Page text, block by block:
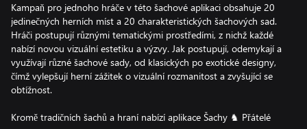
Kampaň pro jednoho hráče v této šachové aplikaci obsahuje 20
jedinečných herních míst a 20 charakteristických šachových sad.
Hráči postupují různými tematickými prostředími, z nichž každé
nabízí novou vizuální estetiku a výzvy. Jak postupují, odemykají a
využívají různé šachové sady, od klasických po exotické designy,
čímž vylepšují herní zážitek o vizuální rozmanitost a zvyšující se
obtížnost.
Kromě tradičních šachů a hraní nabízí aplikace Šachy ♞ Přátelé